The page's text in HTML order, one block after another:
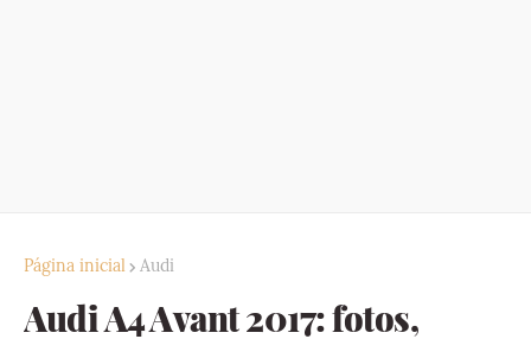
Página inicial Audi
Audi A4 Avant 2017: fotos,